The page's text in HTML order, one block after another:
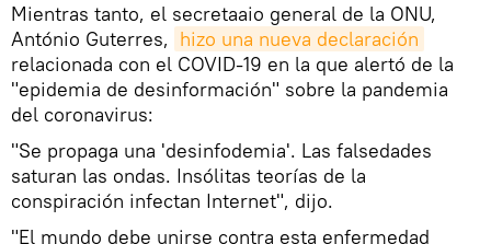
Mientras tanto, el secretaaio general de la ONU,
António Guterres, hizo una nueva declaración
relacionada con el COVID-19 en la que alertó de la
"epidemia de desinformación" sobre la pandemia
del coronavirus:
"Se propaga una 'desinfodemia'. Las falsedades
saturan las ondas. Insólitas teorías de la
conspiración infectan Internet", dijo.
"El mundo debe unirse contra esta enfermedad